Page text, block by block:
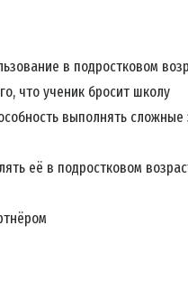
в подростковом
что ученик бросит школу
выполнять сложные
её в подростковом